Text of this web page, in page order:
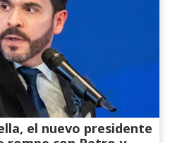
el nuevo presidente